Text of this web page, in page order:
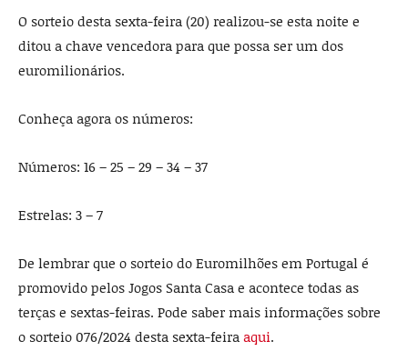
O sorteio desta sexta-feira (20) realizou-se esta noite e
ditou a chave vencedora para que possa ser um dos
euromilionários.
Conheça agora os números:
Números: 16 – 25 – 29 – 34 – 37
Estrelas: 3 – 7
De lembrar que o sorteio do Euromilhões em Portugal é
promovido pelos Jogos Santa Casa e acontece todas as
terças e sextas-feiras. Pode saber mais informações sobre
o sorteio 076/2024 desta sexta-feira aqui.